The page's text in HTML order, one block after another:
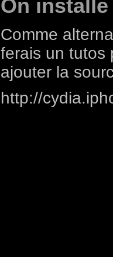
On
Comme
ferais un tutos
ajouter la
http://